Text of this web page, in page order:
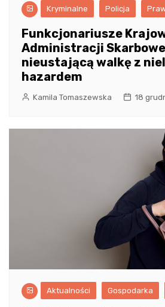
Kryminalne Policja
Funkcjonariusze
Administracji
nieustającą walkę z
hazardem
Kamila Tomaszewska 18
Aktualności Gospodarka